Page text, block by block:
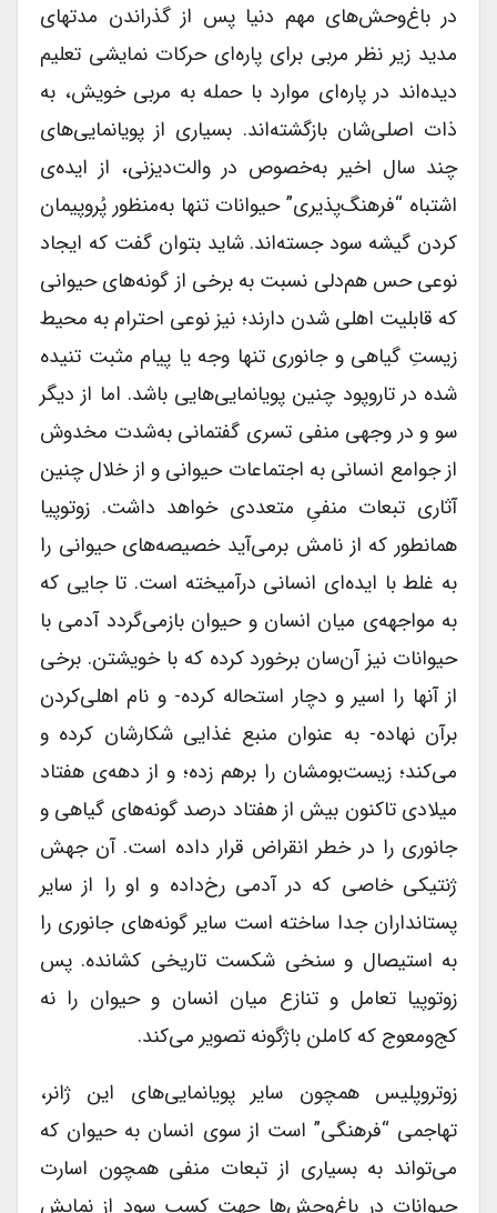
در باغ‌وحش‌های مهم دنیا پس از گذراندن مدتهای
مدید زیر نظر مربی برای پاره‌ای حرکات نمایشی تعلیم
دیده‌اند در پاره‌ای موارد با حمله به مربی خویش، به
ذات اصلی‌شان بازگشته‌اند. بسیاری از پویانمایی‌‌های
چند سال اخیر به‌خصوص در والت‌دیزنی، از ایده‌ی
اشتباه “فرهنگ‌پذیری” حیوانات تنها به‌منظور پُروپیمان
کردن گیشه سود جسته‌اند. شاید بتوان گفت که ایجاد
نوعی حس هم‌دلی نسبت به برخی از گونه‌‌های حیوانی
که قابلیت اهلی شدن دارند؛ نیز نوعی احترام به محیط
زیستِ گیاهی و جانوری تنها وجه یا پیام مثبت تنیده
شده در تاروپود چنین پویانمایی‌هایی باشد. اما از دیگر
سو و در وجهی منفی تسری گفتمانی به‌شدت مخدوش
از جوامع انسانی به اجتماعات حیوانی و از خلال چنین
آثاری تبعات منفیِ متعددی خواهد داشت. زوتوپیا
همانطور که از نامش برمی‌آید خصیصه‌‌های حیوانی را
به غلط با ایده‌ای انسانی درآمیخته است. تا جایی که
به مواجهه‌ی میان انسان و حیوان بازمی‌گردد آدمی با
حیوانات نیز آن‌سان برخورد کرده که با خویشتن. برخی
از آنها را اسیر و دچار استحاله کرده- و نام اهلی‌کردن
برآن نهاده- به عنوان منبع غذایی شکارشان کرده و
می‌کند؛ زیست‌بومشان را برهم زده؛ و از دهه‌ی هفتاد
میلادی تاکنون بیش از هفتاد درصد گونه‌های گیاهی و
جانوری را در خطر انقراض قرار داده است. آن جهش
ژنتیکی خاصی که در آدمی رخ‌داده و او را از سایر
پستانداران جدا ساخته است سایر گونه‌های جانوری را
به استیصال و سنخی شکست تاریخی کشانده. پس
زوتوپیا تعامل و تنازع میان انسان و حیوان را نه
کج‌ومعوج که کاملن باژگونه تصویر می‌کند.
زوتروپلیس همچون سایر پویانمایی‌های این ژانر،
تهاجمی “فرهنگی” است از سوی انسان به حیوان که
می‌تواند به بسیاری از تبعات منفی همچون اسارت
حیوانات در باغ‌وحش‌ها جهت کسب سود از نمایش